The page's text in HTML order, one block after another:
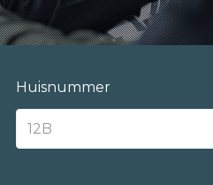
Huisnummer